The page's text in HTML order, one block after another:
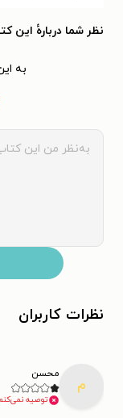
نظر شما دربارهٔ این
به
نظرات کاربران
م
محسن
توصیه